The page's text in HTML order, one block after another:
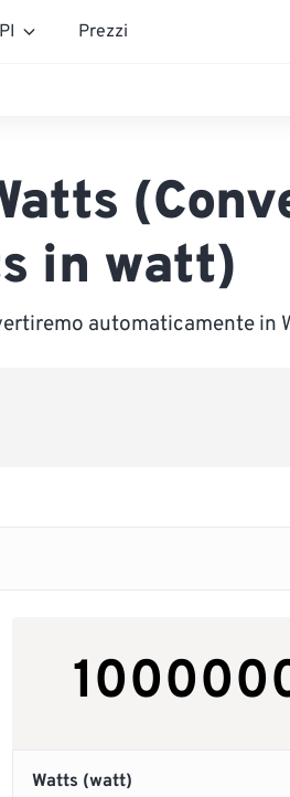
Prezzi
in watt)
automaticamente in